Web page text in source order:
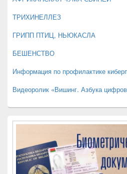
ТРИХИНЕЛЛЕЗ
ГРИПП ПТИЦ, НЬЮКАСЛА
БЕШЕНСТВО
Информация по профилактике
Видеоролик «Вишинг. Азбука